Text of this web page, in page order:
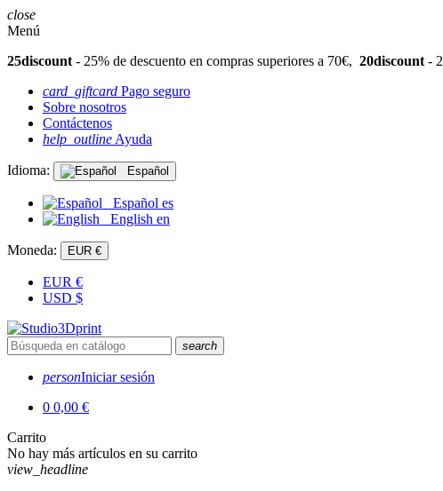
close
Menú
25discount - 25% de descuento en compras superiores a 70€, 20discount -
card_giftcard Pago seguro
Sobre nosotros
Contáctenos
help_outline Ayuda
Idioma: Español
Español es
English en
Moneda: EUR €
EUR €
USD $
search
personIniciar sesión
0 0,00 €
Carrito
No hay más artículos en su carrito
view_headline